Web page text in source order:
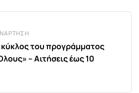
του προγράμματος
– Αιτήσεις έως 10